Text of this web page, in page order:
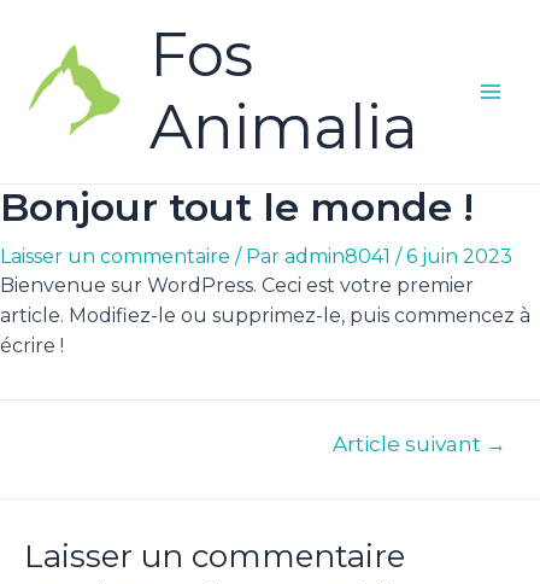
Fos
Animalia
Bonjour tout le monde !
Laisser un commentaire / Par admin8041 /6 juin 2023
Bienvenue sur WordPress. Ceci est votre premier
article. Modifiez-le ou supprimez-le, puis commencez à
écrire !
Article suivant →
Laisser un commentaire